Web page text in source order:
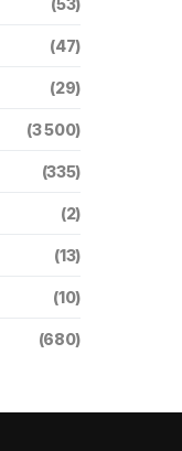
(53)
(47)
(29)
(3 500)
(335)
(2)
(13)
(10)
(680)